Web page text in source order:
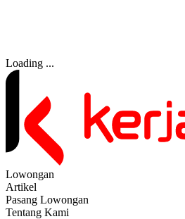
Loading ...
Lowongan
Artikel
Pasang Lowongan
Tentang Kami